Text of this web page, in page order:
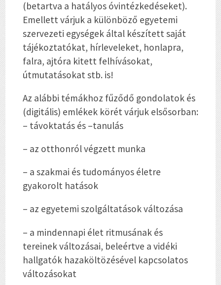
(betartva a hatályos óvintézkedéseket).
Emellett várjuk a különböző egyetemi
szervezeti egységek által készített saját
tájékoztatókat, hírleveleket, honlapra,
falra, ajtóra kitett felhívásokat,
útmutatásokat stb. is!
Az alábbi témákhoz fűződő gondolatok és
(digitális) emlékek körét várjuk elsősorban:
– távoktatás és –tanulás
– az otthonról végzett munka
– a szakmai és tudományos életre
gyakorolt hatások
– az egyetemi szolgáltatások változása
– a mindennapi élet ritmusának és
tereinek változásai, beleértve a vidéki
hallgatók hazaköltözésével kapcsolatos
változásokat